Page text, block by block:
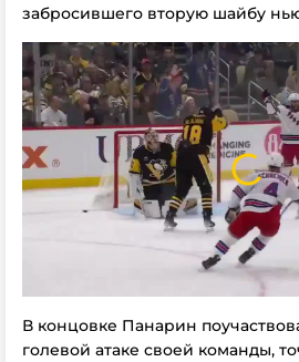
забросившего вторую шайбу
В концовке Панарин
голевой атаке своей команды,